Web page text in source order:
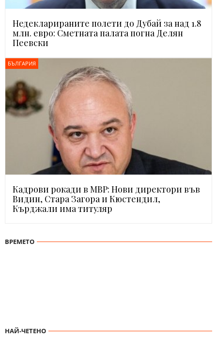
Недекларираните полети до Дубай за над 1.8
млн. евро: Сметната палата погна Делян
Пеевски
БЪЛГАРИЯ
Кадрови рокади в МВР: Нови директори във
Видин, Стара Загора и Кюстендил,
Кърджали има титуляр
ВРЕМЕТО
НАЙ-ЧЕТЕНО